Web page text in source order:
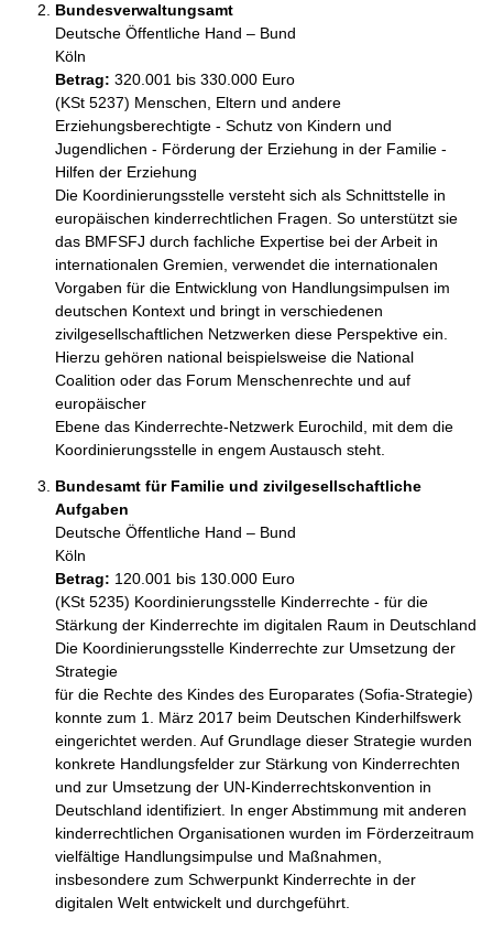
Bundesverwaltungsamt
Deutsche Öffentliche Hand – Bund
Köln
Betrag: 320.001 bis 330.000 Euro
(KSt 5237) Menschen, Eltern und andere
Erziehungsberechtigte - Schutz von Kindern und
Jugendlichen - Förderung der Erziehung in der Familie -
Hilfen der Erziehung
Die Koordinierungsstelle versteht sich als Schnittstelle in
europäischen kinderrechtlichen Fragen. So unterstützt sie
das BMFSFJ durch fachliche Expertise bei der Arbeit in
internationalen Gremien, verwendet die internationalen
Vorgaben für die Entwicklung von Handlungsimpulsen im
deutschen Kontext und bringt in verschiedenen
zivilgesellschaftlichen Netzwerken diese Perspektive ein.
Hierzu gehören national beispielsweise die National
Coalition oder das Forum Menschenrechte und auf
europäischer
Ebene das Kinderrechte-Netzwerk Eurochild, mit dem die
Koordinierungsstelle in engem Austausch steht.
Bundesamt für Familie und zivilgesellschaftliche
Aufgaben
Deutsche Öffentliche Hand – Bund
Köln
Betrag: 120.001 bis 130.000 Euro
(KSt 5235) Koordinierungsstelle Kinderrechte - für die
Stärkung der Kinderrechte im digitalen Raum in Deutschland
Die Koordinierungsstelle Kinderrechte zur Umsetzung der
Strategie
für die Rechte des Kindes des Europarates (Sofia-Strategie)
konnte zum 1. März 2017 beim Deutschen Kinderhilfswerk
eingerichtet werden. Auf Grundlage dieser Strategie wurden
konkrete Handlungsfelder zur Stärkung von Kinderrechten
und zur Umsetzung der UN-Kinderrechtskonvention in
Deutschland identifiziert. In enger Abstimmung mit anderen
kinderrechtlichen Organisationen wurden im Förderzeitraum
vielfältige Handlungsimpulse und Maßnahmen,
insbesondere zum Schwerpunkt Kinderrechte in der
digitalen Welt entwickelt und durchgeführt.